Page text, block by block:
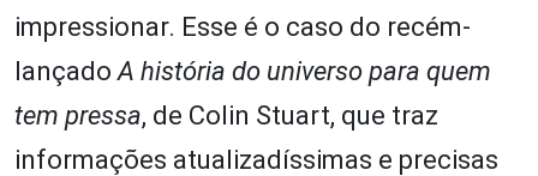
impressionar. Esse é o caso do recém-
lançadoA história do universo para quem
tem pressa, de Colin Stuart, que traz
informações atualizadíssimas e precisas